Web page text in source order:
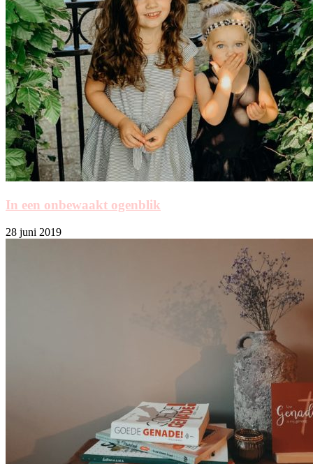
In een onbewaakt ogenblik
28 juni 2019